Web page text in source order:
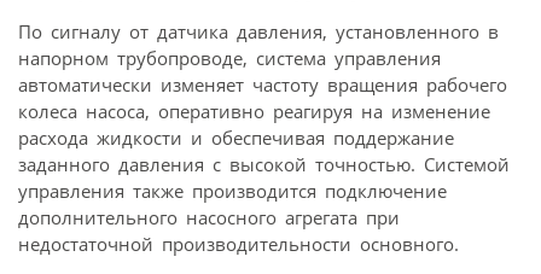
По сигналу от датчика давления, установленного в
напорном трубопроводе, система управления
автоматически изменяет частоту вращения рабочего
колеса насоса, оперативно реагируя на изменение
расхода жидкости и обеспечивая поддержание
заданного давления с высокой точностью. Системой
управления также производится подключение
дополнительного насосного агрегата при
недостаточной производительности основного.